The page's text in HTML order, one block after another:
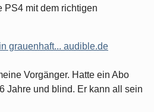
PS4 mit dem richtigen
grauenhaft... audible.de
Vorgänger. Hatte ein Abo
Jahre und blind. Er kann all sein